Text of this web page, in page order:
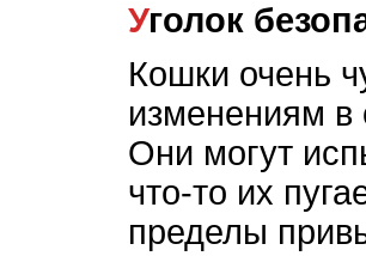
Уголок
Кошки очень
изменениям
Они могут
что-то их
пределы